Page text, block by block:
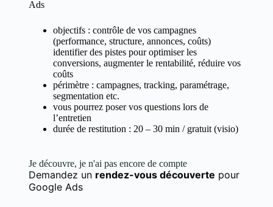
Ads
objectifs : contrôle de vos campagnes
(performance, structure, annonces, coûts)
identifier des pistes pour optimiser les
conversions, augmenter le rentabilité, réduire vos
coûts
périmètre : campagnes, tracking, paramétrage,
segmentation etc.
vous pourrez poser vos questions lors de
l’entretien
durée de restitution : 20 – 30 min / gratuit (visio)
Je découvre, je n'ai pas encore de compte
Demandez un rendez-vous découverte pour
Google Ads